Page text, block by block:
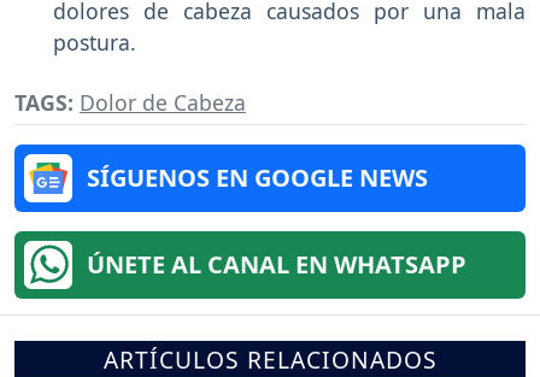
dolores de cabeza causados por una mala
postura.
TAGS: Dolor de Cabeza
SÍGUENOS EN GOOGLE NEWS
ÚNETE AL CANAL EN WHATSAPP
ARTÍCULOS RELACIONADOS